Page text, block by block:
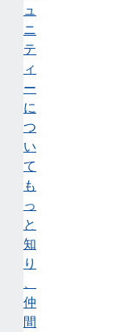
ュ
ニ
テ
ィ
ー
に
つ
い
て
も
っ
と
知
り
、
仲
間